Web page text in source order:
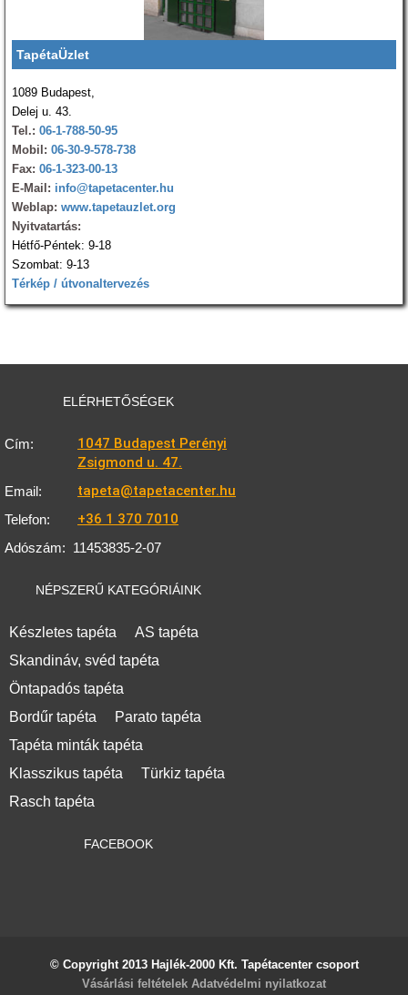
TapétaÜzlet
1089 Budapest,
Delej u. 43.
Tel.: 06-1-788-50-95
Mobil: 06-30-9-578-738
Fax: 06-1-323-00-13
E-Mail: info@tapetacenter.hu
Weblap: www.tapetauzlet.org
Nyitvatartás:
Hétfő-Péntek: 9-18
Szombat: 9-13
Térkép / útvonaltervezés
ELÉRHETŐSÉGEK
Cím:
1047 Budapest Perényi
Zsigmond u. 47.
Email: tapeta@tapetacenter.hu
Telefon: +36 1 370 7010
Adószám: 11453835-2-07
NÉPSZERŰ KATEGÓRIÁINK
Készletes tapéta
AS tapéta
Skandináv, svéd tapéta
Öntapadós tapéta
Bordűr tapéta
Parato tapéta
Tapéta minták tapéta
Klasszikus tapéta
Türkiz tapéta
Rasch tapéta
FACEBOOK
© Copyright 2013 Hajlék-2000 Kft. Tapétacenter csoport
Vásárlási feltételek Adatvédelmi nyilatkozat